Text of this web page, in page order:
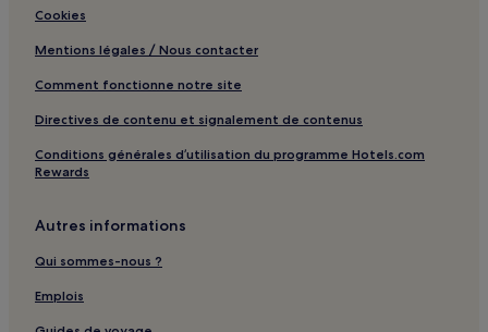
Cookies
Mentions légales / Nous contacter
Comment fonctionne notre site
Directives de contenu et signalement de contenus
Conditions générales d’utilisation du programme Hotels.com
Rewards
Autres informations
Qui sommes-nous ?
Emplois